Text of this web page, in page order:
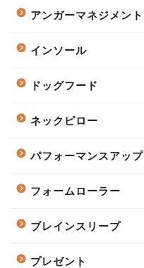
アンガーマネジメント
インソール
ドッグフード
ネックピロー
パフォーマンスアップ
フォームローラー
ブレインスリープ
プレゼント